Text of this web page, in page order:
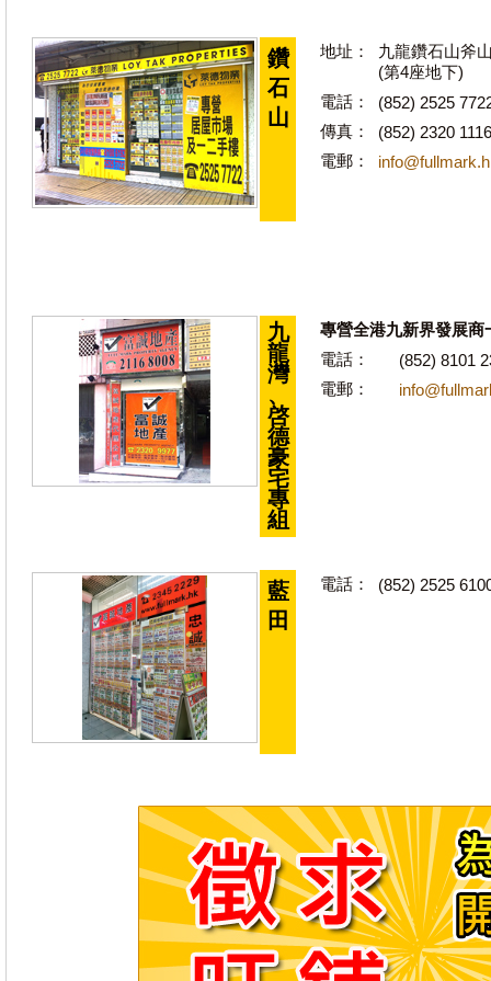
鑽
石
山
地址：
九龍鑽石山斧
(第4座地下)
電話：
(852) 2525
傳真：
(852) 2320 1116
電郵：
九
龍
灣
、
啓
德
豪
宅
專
組
專營全港九新界發展商
電話：
(852) 8101
電郵：
藍
田
電話： (852) 2525